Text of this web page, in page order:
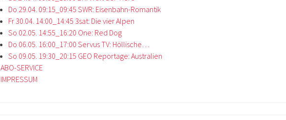
Do 29.04. 09:15_09:45 SWR: Eisenbahn-Romantik
Fr 30.04. 14:00_14:45 3sat: Die vier Alpen
So 02.05. 14:55_16:20 One: Red Dog
Do 06.05. 16:00_17:00 Servus TV: Höllische…
So 09.05. 19:30_20:15 GEO Reportage: Australien
ABO-SERVICE
IMPRESSUM